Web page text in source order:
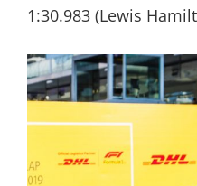
1:30.983 (Lewis